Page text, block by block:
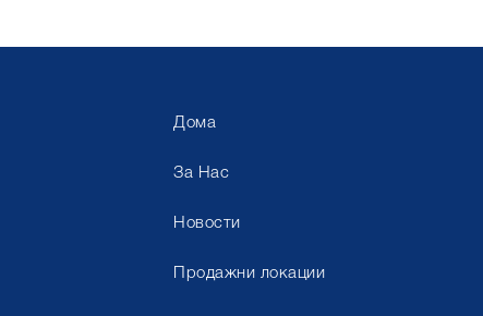
Дома
За Нас
Новости
Продажни локации